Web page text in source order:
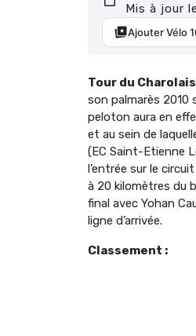
Mis à jour
Ajouter Vélo
Tour du Charolais
son palmarès 2010
peloton aura en
et au sein de
(EC Saint-Etienne
l’entrée sur le
à 20 kilomètres du
final avec Yohan
ligne d’arrivée.
Classement :